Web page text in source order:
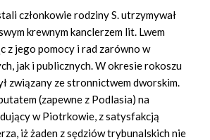
członkowie rodziny S. utrzymywał
krewnym kanclerzem lit. Lwem
z jego pomocy i rad zarówno w
jak i publicznych. W okresie rokoszu
związany ze stronnictwem dworskim.
(zapewne z Podlasia) na
w Piotrkowie, z satysfakcją
iż żaden z sędziów trybunalskich nie